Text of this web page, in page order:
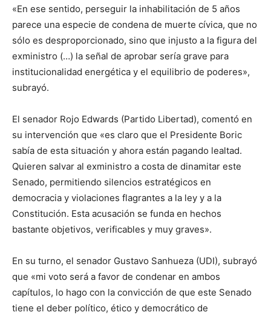
«En ese sentido, perseguir la inhabilitación de 5 años
parece una especie de condena de muerte cívica, que no
sólo es desproporcionado, sino que injusto a la figura del
exministro (…) la señal de aprobar sería grave para
institucionalidad energética y el equilibrio de poderes»,
subrayó.
El senador Rojo Edwards (Partido Libertad), comentó en
su intervención que «es claro que el Presidente Boric
sabía de esta situación y ahora están pagando lealtad.
Quieren salvar al exministro a costa de dinamitar este
Senado, permitiendo silencios estratégicos en
democracia y violaciones flagrantes a la ley y a la
Constitución. Esta acusación se funda en hechos
bastante objetivos, verificables y muy graves».
En su turno, el senador Gustavo Sanhueza (UDI), subrayó
que «mi voto será a favor de condenar en ambos
capítulos, lo hago con la convicción de que este Senado
tiene el deber político, ético y democrático de